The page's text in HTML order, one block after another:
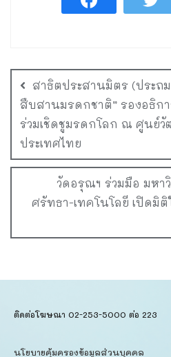
สาธิตประสานมิตร (ประถ
สืบสานมรดกชาติ” รองอธิก
ร่วมเชิดชูมรดกโลก ณ ศูนย์
ประเทศไทย
วัดอรุณฯ ร่วมมือ มห
ศรัทธา-เทคโนโลยี เปิดมิติ
ติดต่อโฆษณา 02-253-5000​ ต่อ 223
นโยบายคุ้มครองข้อมูลส่วนบุคคล​